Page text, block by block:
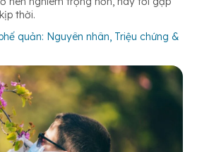
thời.
quản: Nguyên nhân, Triệu chứng &